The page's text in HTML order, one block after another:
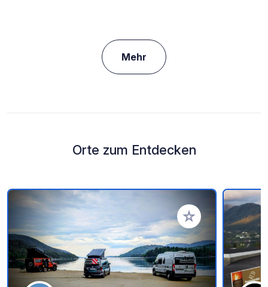
Mehr
Orte zum Entdecken
Zu Ihren Favoriten